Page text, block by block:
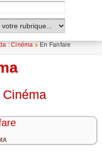
: Cinéma En Fanfare